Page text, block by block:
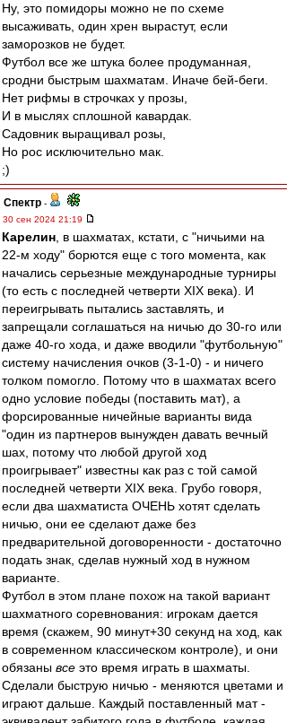
Ну, это помидоры можно не по схеме
высаживать, один хрен вырастут, если
заморозков не будет.
Футбол все же штука более продуманная,
сродни быстрым шахматам. Иначе бей-беги.
Нет рифмы в строчках у прозы,
И в мыслях сплошной кавардак.
Садовник выращивал розы,
Но рос исключительно мак.
;)
Спектр -
30 сен 2024 21:19
Карелин , в шахматах, кстати, с "ничьими на
22-м ходу" борются еще с того момента, как
начались серьезные международные турниры
(то есть с последней четверти XIX века). И
переигрывать пытались заставлять, и
запрещали соглашаться на ничью до 30-го или
даже 40-го хода, и даже вводили "футбольную"
систему начисления очков (3-1-0) - и ничего
толком помогло. Потому что в шахматах всего
одно условие победы (поставить мат), а
форсированные ничейные варианты вида
"один из партнеров вынужден давать вечный
шах, потому что любой другой ход
проигрывает" известны как раз с той самой
последней четверти XIX века. Грубо говоря,
если два шахматиста ОЧЕНЬ хотят сделать
ничью, они ее сделают даже без
предварительной договоренности - достаточно
подать знак, сделав нужный ход в нужном
варианте.
Футбол в этом плане похож на такой вариант
шахматного соревнования: игрокам дается
время (скажем, 90 минут+30 секунд на ход, как
в современном классическом контроле), и они
обязаны все это время играть в шахматы.
Сделали быструю ничью - меняются цветами и
играют дальше. Каждый поставленный мат -